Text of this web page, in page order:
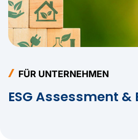
FÜR UNTERNEHMEN
ESG Assessment &